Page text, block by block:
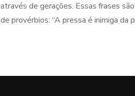
através de gerações. Essas frases
de provérbios: “A pressa é inimiga da